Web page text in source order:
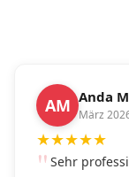
AM Anda
März
★★★★★
Sehr